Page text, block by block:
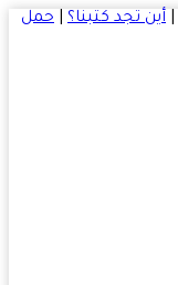
تجد كتبنا؟|حمل